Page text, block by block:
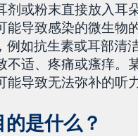
剂或粉末直接放入耳
能导致感染的微生物
例如抗生素或耳部
不适、疼痛或瘙痒。
导致无法弥补的听
是什么？